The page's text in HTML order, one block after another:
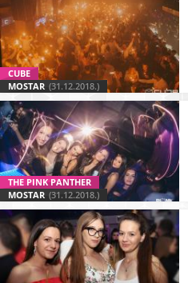
CUBE
MOSTAR (31.12.2018.)
THE PINK PANTHER
MOSTAR (31.12.2018.)